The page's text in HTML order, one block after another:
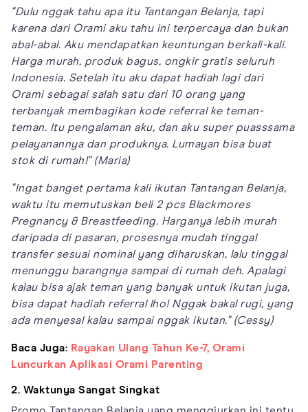
"Dulu nggak tahu apa itu Tantangan Belanja, tapi
karena dari Orami aku tahu ini terpercaya dan bukan
abal-abal. Aku mendapatkan keuntungan berkali-kali.
Harga murah, produk bagus, ongkir gratis seluruh
Indonesia. Setelah itu aku dapat hadiah lagi dari
Orami sebagai salah satu dari 10 orang yang
terbanyak membagikan kode referral ke teman-
teman. Itu pengalaman aku, dan aku super puasssama
pelayanannya dan produknya. Lumayan bisa buat
stok di rumah!" (Maria)
"Ingat banget pertama kali ikutan Tantangan Belanja,
waktu itu memutuskan beli 2 pcs Blackmores
Pregnancy & Breastfeeding. Harganya lebih murah
daripada di pasaran, prosesnya mudah tinggal
transfer sesuai nominal yang diharuskan, lalu tinggal
menunggu barangnya sampai di rumah deh. Apalagi
kalau bisa ajak teman yang banyak untuk ikutan juga,
bisa dapat hadiah referral lho! Nggak bakal rugi, yang
ada menyesal kalau sampai nggak ikutan." (Cessy)
Baca Juga: Rayakan Ulang Tahun Ke-7, Orami
Luncurkan Aplikasi Orami Parenting
2. Waktunya Sangat Singkat